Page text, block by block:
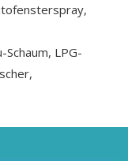
Schaum, LPG-